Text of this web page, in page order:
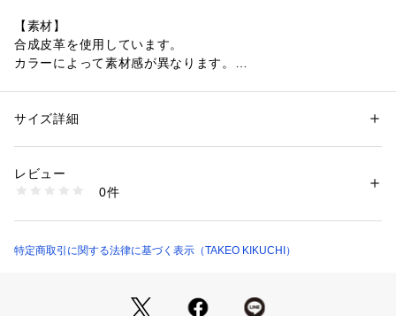
【素材】
合成皮革を使用しています。
カラーによって素材感が異なります。
カラーによって質感の異なる、ヴィンテージ感のある3素材を
ファスナーの「ロング引手」や、ショルダーのバックルもアク
機能面と開けた際のデザイン性も兼ね備えています。
性別：メンズ
素材：本体: 合成皮革 裏地: ポリエステル
商品番号：
979-04346 （ショップ）
サイズ詳細
レビュー
0件
特定商取引に関する法律に基づく表示（TAKEO KIKUCHI）